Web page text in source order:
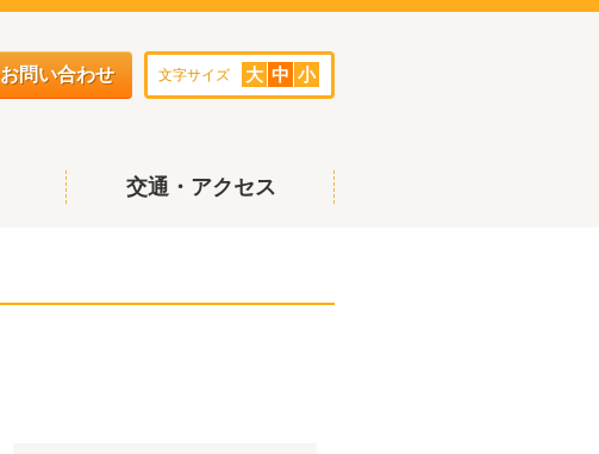
お問い合わせ 文字サイズ 大 中 小
交通・アクセス